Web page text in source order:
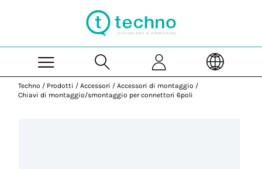
Techno / Prodotti / Accessori / Accessori di montaggio /
Chiavi di montaggio/smontaggio per connettori 6poli